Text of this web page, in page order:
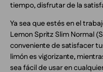
tiempo, disfrutar de la
Ya sea que estés en el
Lemon Spritz Slim Normal
conveniente de satisfacer
limón es vigorizante,
sea fácil de usar en